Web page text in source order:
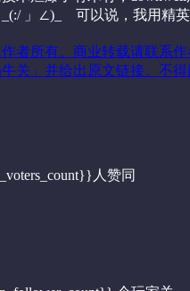
」∠)_ 可以说，我用精英
者所有。商业转载请联系
关」并给出原文链接。不得
人赞同